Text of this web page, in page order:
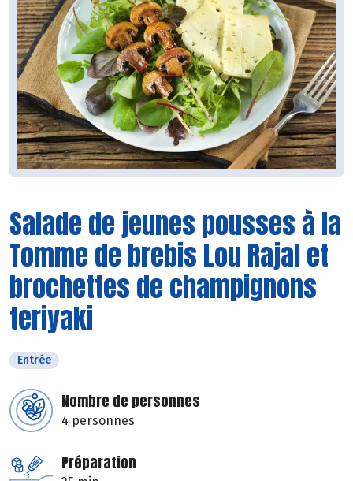
Salade de jeunes pousses à la
Tomme de brebis Lou Rajal et
brochettes de champignons
teriyaki
Entrée
Nombre de personnes
4 personnes
Préparation